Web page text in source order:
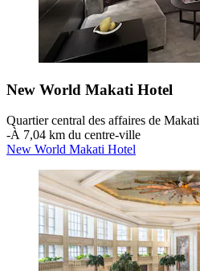
New World Makati Hotel
Quartier central des affaires de Makati
‐À 7,04 km du centre-ville
New World Makati Hotel